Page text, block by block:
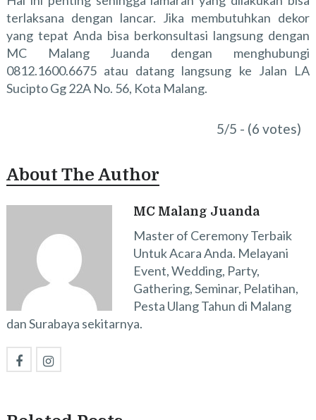
terlaksana dengan lancar. Jika membutuhkan dekor
yang tepat Anda bisa berkonsultasi langsung dengan
MC Malang Juanda dengan menghubungi
0812.1600.6675 atau datang langsung ke Jalan LA
Sucipto Gg 22A No. 56, Kota Malang.
5/5 - (6 votes)
About The Author
MC Malang Juanda
Master of Ceremony Terbaik
Untuk Acara Anda. Melayani
Event, Wedding, Party,
Gathering, Seminar, Pelatihan,
Pesta Ulang Tahun di Malang
dan Surabaya sekitarnya.